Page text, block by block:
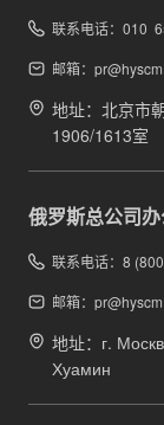
联系电话：010
邮箱：
地址：北京市
1906/1613室
俄罗斯总公司
联系电话：8
邮箱：
地址：г.
Хуамин